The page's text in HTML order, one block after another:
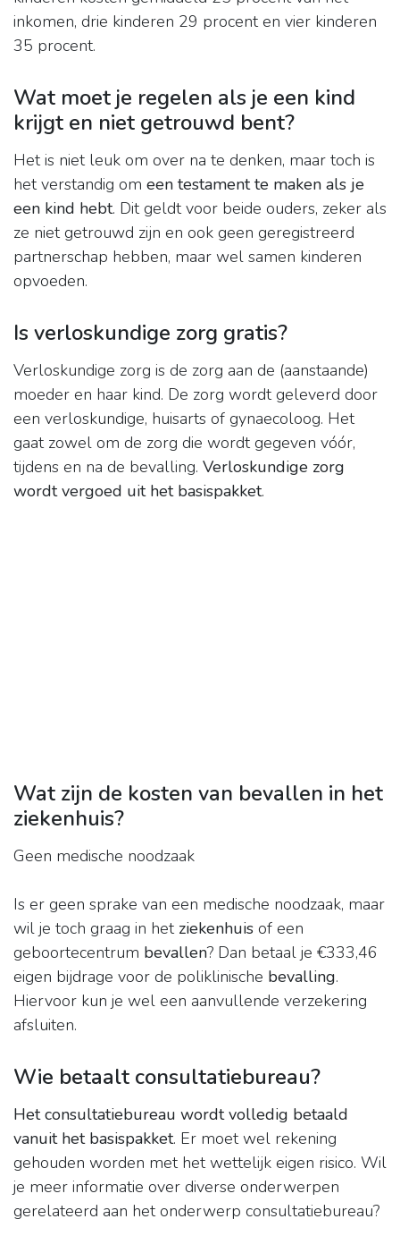
inkomen, drie kinderen 29 procent en vier kinderen
35 procent.
Wat moet je regelen als je een kind
krijgt en niet getrouwd bent?
Het is niet leuk om over na te denken, maar toch is
het verstandig om een testament te maken als je
een kind hebt. Dit geldt voor beide ouders, zeker als
ze niet getrouwd zijn en ook geen geregistreerd
partnerschap hebben, maar wel samen kinderen
opvoeden.
Is verloskundige zorg gratis?
Verloskundige zorg is de zorg aan de (aanstaande)
moeder en haar kind. De zorg wordt geleverd door
een verloskundige, huisarts of gynaecoloog. Het
gaat zowel om de zorg die wordt gegeven vóór,
tijdens en na de bevalling. Verloskundige zorg
wordt vergoed uit het basispakket.
Wat zijn de kosten van bevallen in het
ziekenhuis?
Geen medische noodzaak
Is er geen sprake van een medische noodzaak, maar
wil je toch graag in het ziekenhuis of een
geboortecentrum bevallen? Dan betaal je €333,46
eigen bijdrage voor de poliklinische bevalling.
Hiervoor kun je wel een aanvullende verzekering
afsluiten.
Wie betaalt consultatiebureau?
Het consultatiebureau wordt volledig betaald
vanuit het basispakket. Er moet wel rekening
gehouden worden met het wettelijk eigen risico. Wil
je meer informatie over diverse onderwerpen
gerelateerd aan het onderwerp consultatiebureau?